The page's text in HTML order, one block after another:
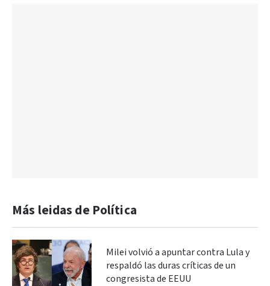
Más leidas de Política
Milei volvió a apuntar contra Lula y
respaldó las duras críticas de un
congresista de EEUU